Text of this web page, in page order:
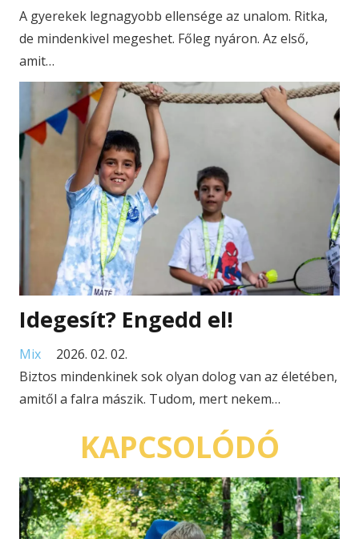
A gyerekek legnagyobb ellensége az unalom. Ritka,
de mindenkivel megeshet. Főleg nyáron. Az első,
amit…
Idegesít? Engedd el!
Mix
2026. 02. 02.
Biztos mindenkinek sok olyan dolog van az életében,
amitől a falra mászik. Tudom, mert nekem…
KAPCSOLÓDÓ